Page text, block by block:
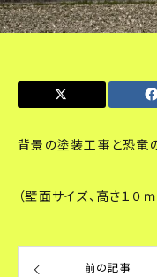
背景の塗装工事と恐竜
（壁面サイズ、高さ１０
前の記事